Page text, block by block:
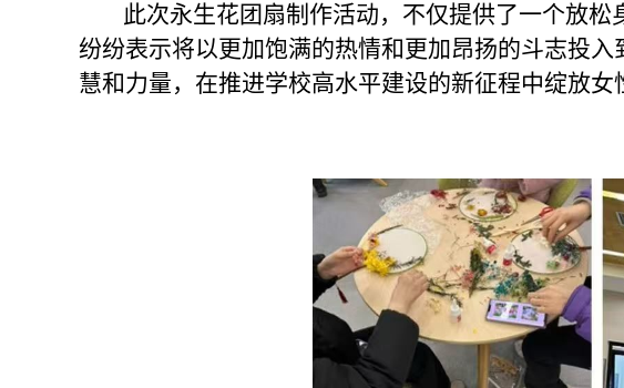
此次永生花团扇制作活动，不仅提供了一个放
纷纷表示将以更加饱满的热情和更加昂扬的斗志投
慧和力量，在推进学校高水平建设的新征程中绽放女